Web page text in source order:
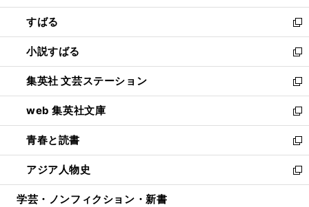
開
く
ウ
で
開
く
ン
ド
ウ
で
開
く
すばる
新
し
い
ウ
ィ
ン
ド
ウ
で
開
く
小説すばる
新
し
い
ウ
ィ
ン
ド
ウ
で
開
集英社 文芸ステーション
新
し
い
ウ
ィ
ン
ド
ウ
web 集英社文庫
新
し
い
ウ
ィ
ン
青春と読書
新
し
い
ウ
アジア人物史
新
し
学芸・ノンフィクション・新書